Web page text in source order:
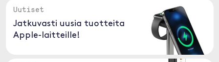
Uutiset
Jatkuvasti uusia tuotteita
Apple-laitteille!